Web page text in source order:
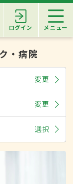
ログイン メニュー
・病院
変更
変更
選択